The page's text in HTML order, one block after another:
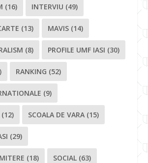
(16) INTERVIU (49)
(13) MAVIS (14)
(8) PROFILE UMF IASI (30)
RANKING (52)
(9)
(12) SCOALA DE VARA (15)
(29)
(18) SOCIAL (63)